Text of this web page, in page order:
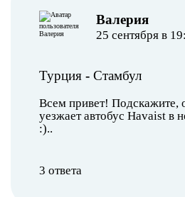
Валерия
25 сентября в
Турция - Стамбул
Всем привет! Подскажите,
уезжает автобус Havaist в
:)..
3 ответа